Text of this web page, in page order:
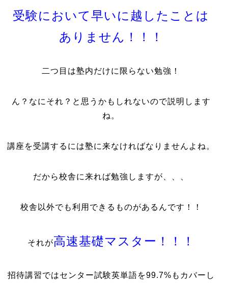
受験において早いに越したことは
ありません！！！
二つ目は塾内だけに限らない勉強！
ん？なにそれ？と思うかもしれないので説明します
ね。
講座を受講するには塾に来なければなりませんよね。
だから校舎に来れば勉強しますが、、、
校舎以外でも利用できるものがあるんです！！
それが高速基礎マスター！！！
招待講習ではセンター試験英単語を99.7%もカバーし